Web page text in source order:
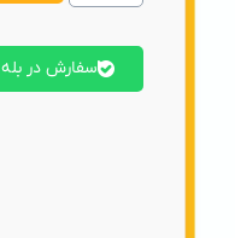
سفارش در بله